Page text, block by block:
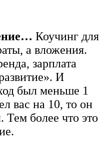
Коучинг для
а вложения.
зарплата
И
был меньше 1
вас на 10, то он
более что это